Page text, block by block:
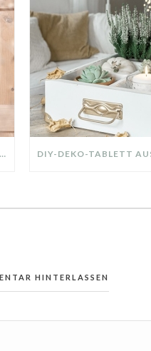
KRANZ AUS WILDEN KARDE SELBER MACHEN: HERBSTDEKO GANZ EINFACH
HINTERLASSEN